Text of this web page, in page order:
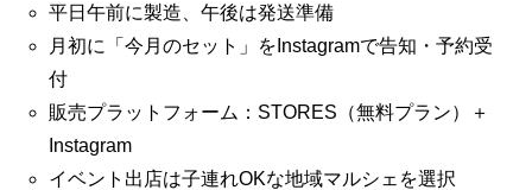
平日午前に製造、午後は発送準備
月初に「今月のセット」をInstagramで告知・予約受
付
販売プラットフォーム：STORES（無料プラン）＋
Instagram
イベント出店は子連れOKな地域マルシェを選択